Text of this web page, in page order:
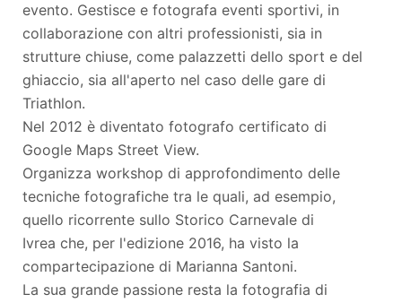
evento. Gestisce e fotografa eventi sportivi, in
collaborazione con altri professionisti, sia in
strutture chiuse, come palazzetti dello sport e del
ghiaccio, sia all'aperto nel caso delle gare di
Triathlon.
Nel 2012 è diventato fotografo certificato di
Google Maps Street View.
Organizza workshop di approfondimento delle
tecniche fotografiche tra le quali, ad esempio,
quello ricorrente sullo Storico Carnevale di
Ivrea che, per l'edizione 2016, ha visto la
compartecipazione di Marianna Santoni.
La sua grande passione resta la fotografia di